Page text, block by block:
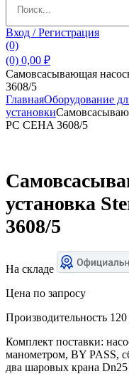
for:
Вход / Регистрация
(0)
(0) 0,00 ₽
Самовсасывающая
3608/5
ГлавнаяОборудование
установки
PC CEHA 3608/5
установка
3608/5
На складе
Цена по запросу
Производительность
Комплект поставки:
манометром, BY PASS,
два шаровых крана Dn25